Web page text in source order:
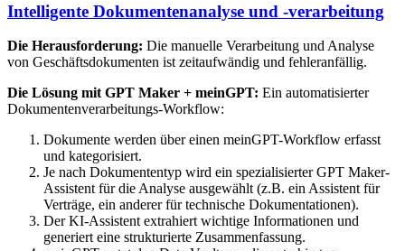
Intelligente Dokumentenanalyse und -verarbeitung
Die Herausforderung: Die manuelle Verarbeitung und Analyse
von Geschäftsdokumenten ist zeitaufwändig und fehleranfällig.
Die Lösung mit GPT Maker + meinGPT: Ein automatisierter
Dokumentenverarbeitungs-Workflow:
Dokumente werden über einen meinGPT-Workflow erfasst
und kategorisiert.
Je nach Dokumententyp wird ein spezialisierter GPT Maker-
Assistent für die Analyse ausgewählt (z.B. ein Assistent für
Verträge, ein anderer für technische Dokumentationen).
Der KI-Assistent extrahiert wichtige Informationen und
generiert eine strukturierte Zusammenfassung.